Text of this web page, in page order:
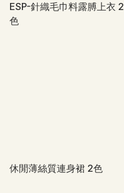
ESP-針織毛巾料露膊上衣 2
色
休閒薄絲質連身裙 2色